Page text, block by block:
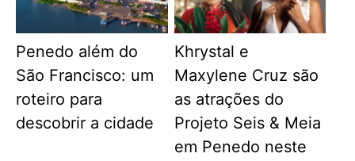
Penedo além do
São Francisco: um
roteiro para
descobrir a cidade
Khrystal e
Maxylene Cruz são
as atrações do
Projeto Seis & Meia
em Penedo neste